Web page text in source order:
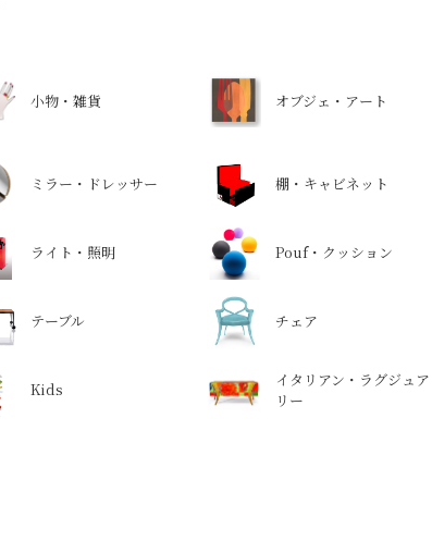
小物・雑貨 オブジェ・アート
ミラー・ドレッサー 棚・キャビネット
ライト・照明 Pouf・クッション
テーブル チェア
Kids
イタリアン・ラグジュア
リー